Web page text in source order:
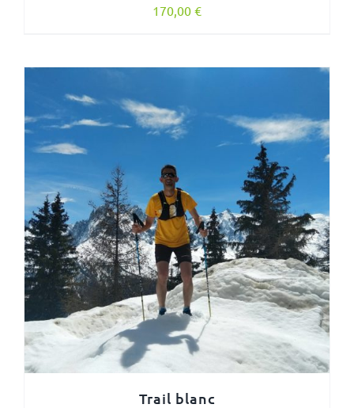
170,00 €
Trail blanc